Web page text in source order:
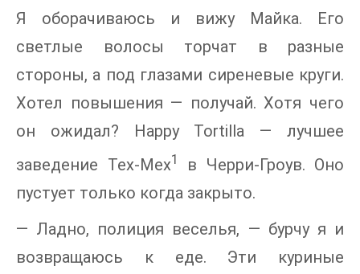
Я оборачиваюсь и вижу Майка. Его
светлые волосы торчат в разные
стороны, а под глазами сиреневые круги.
Хотел повышения — получай. Хотя чего
он ожидал? Happy Tortilla — лучшее
заведение Tex-Mex1
в Черри-Гроув. Оно
пустует только когда закрыто.
— Ладно, полиция веселья, — бурчу я и
возвращаюсь к еде. Эти куриные